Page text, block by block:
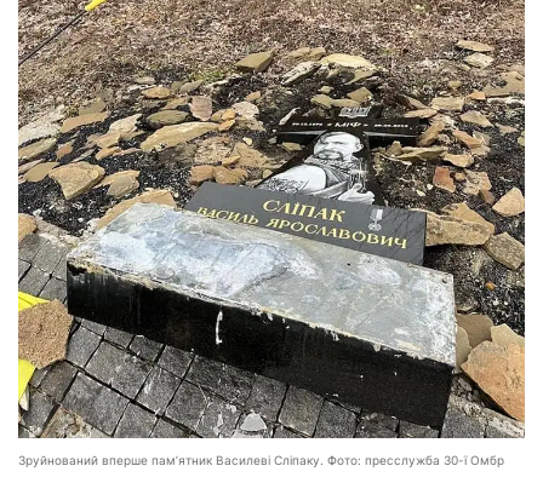
Зруйнований вперше пам’ятник Василеві Сліпаку. Фото: пресслужба 30-ї Омбр